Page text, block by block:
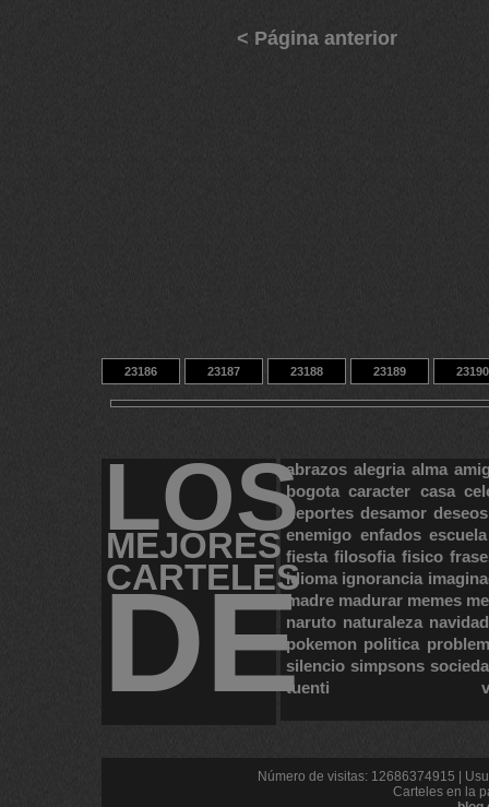
< Página anterior
23186 23187 23188 23189 23190
23196 23197 23198 14 23388
LOS
MEJORES
CARTELES
DE
abrazos alegria alma
bogota caracter casa
deportes desamor deseos
enemigo enfados escuela
fiesta filosofia fisico
idioma ignorancia
madre madurar memes
naruto naturaleza navidad
pokemon politica
silencio simpsons
tuenti
Número de visitas: 12686374915 |
Carteles en la